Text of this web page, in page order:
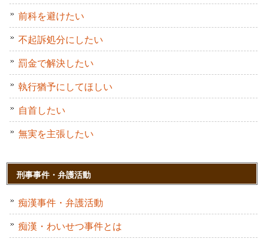
前科を避けたい
不起訴処分にしたい
罰金で解決したい
執行猶予にしてほしい
自首したい
無実を主張したい
刑事事件・弁護活動
痴漢事件・弁護活動
痴漢・わいせつ事件とは